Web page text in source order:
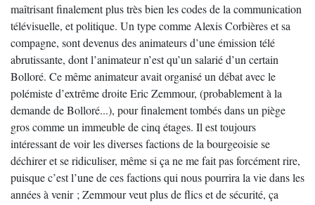
maîtrisant finalement plus très bien les codes de la communication
télévisuelle, et politique. Un type comme Alexis Corbières et sa
compagne, sont devenus des animateurs d’une émission télé
abrutissante, dont l’animateur n’est qu’un salarié d’un certain
Bolloré. Ce même animateur avait organisé un débat avec le
polémiste d’extrême droite Eric Zemmour, (probablement à la
demande de Bolloré...), pour finalement tombés dans un piège
gros comme un immeuble de cinq étages. Il est toujours
intéressant de voir les diverses factions de la bourgeoisie se
déchirer et se ridiculiser, même si ça ne me fait pas forcément rire,
puisque c’est l’une de ces factions qui nous pourrira la vie dans les
années à venir ; Zemmour veut plus de flics et de sécurité, ça